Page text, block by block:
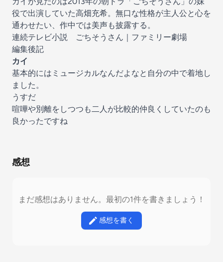
役で出演していた高畑充希。無口な性格が主人公と心を
通わせたい、作中では美声も披露する。
連続テレビ小説 ごちそうさん｜ファミリー劇場
編集後記
カイ
基本的にはミュージカルなんだよなと自分の中で着地し
ました。
うすだ
喧嘩や別離をしつつも二人が比較的仲良くしていたのも
良かったですね
感想
まだ感想はありません。最初の1件を書きましょう！
感想を書く